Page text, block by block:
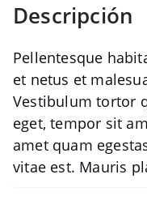
Descripción
Pellentesque
et netus et
Vestibulum tortor
eget, tempor sit
amet quam
vitae est. Mauris